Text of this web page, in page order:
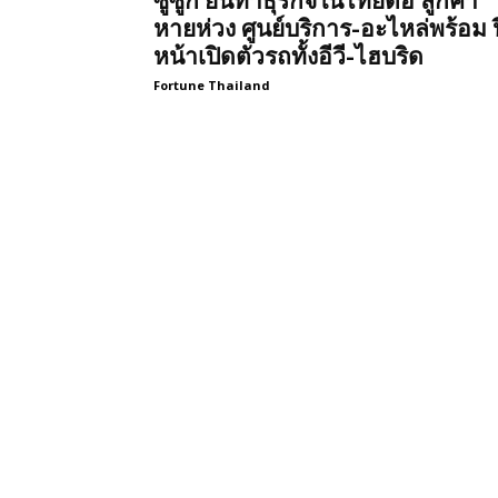
หายห่วง ศูนย์บริการ-อะไหล่พร้อม
หน้าเปิดตัวรถทั้งอีวี-ไฮบริด
Fortune Thailand